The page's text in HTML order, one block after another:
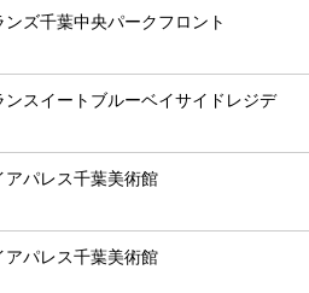
ンズ千葉中央パークフロント
ンスイートブルーベイサイドレジデ
アパレス千葉美術館
アパレス千葉美術館